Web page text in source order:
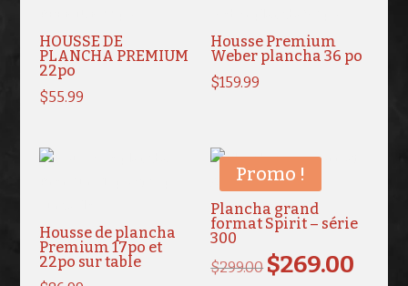
HOUSSE DE
PLANCHA PREMIUM
22po
$55.99
Housse Premium
Weber plancha 36 po
$159.99
Housse de plancha
Premium 17po et
22po sur table
Promo !
Plancha grand
format Spirit – série
300
$299.00 Le
$269.00